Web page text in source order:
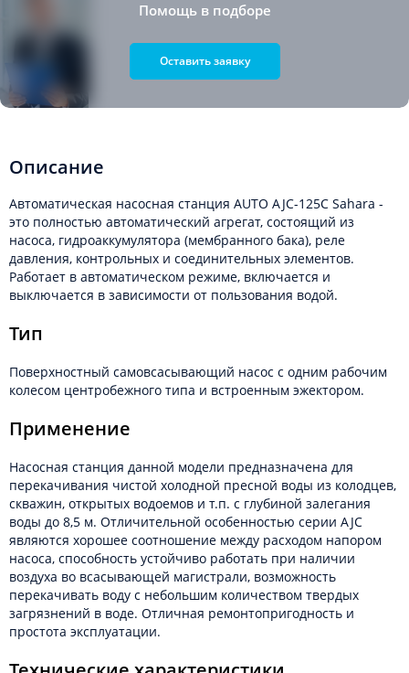
Помощь в подборе
Оставить заявку
Описание
Автоматическая насосная станция AUTO AJC-125C Sahara -
это полностью автоматический агрегат, состоящий из
насоса, гидроаккумулятора (мембранного бака), реле
давления, контрольных и соединительных элементов.
Работает в автоматическом режиме, включается и
выключается в зависимости от пользования водой.
Тип
Поверхностный самовсасывающий насос с одним рабочим
колесом центробежного типа и встроенным эжектором.
Применение
Насосная станция данной модели предназначена для
перекачивания чистой холодной пресной воды из колодцев,
скважин, открытых водоемов и т.п. с глубиной залегания
воды до 8,5 м. Отличительной особенностью серии AJC
являются хорошее соотношение между расходом напором
насоса, способность устойчиво работать при наличии
воздуха во всасывающей магистрали, возможность
перекачивать воду с небольшим количеством твердых
загрязнений в воде. Отличная ремонтопригодность и
простота эксплуатации.